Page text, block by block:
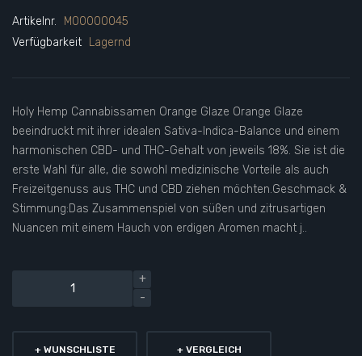
Artikelnr.
M00000045
Verfügbarkeit
Lagernd
Holy Hemp Cannabissamen Orange Glaze Orange Glaze
beeindruckt mit ihrer idealen Sativa-Indica-Balance und einem
harmonischen CBD- und THC-Gehalt von jeweils 18%. Sie ist die
erste Wahl für alle, die sowohl medizinische Vorteile als auch
Freizeitgenuss aus THC und CBD ziehen möchten.Geschmack &
Stimmung:Das Zusammenspiel von süßen und zitrusartigen
Nuancen mit einem Hauch von erdigen Aromen macht j..
+ WUNSCHLISTE + VERGLEICH